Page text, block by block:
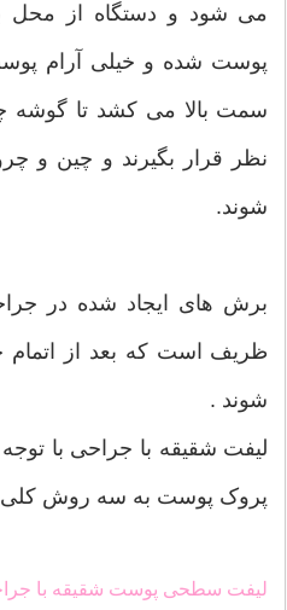
می شود و دستگاه از محل
پوست شده و خیلی آرام
سمت بالا می کشد تا گوشه
نظر قرار بگیرند و چین و
شوند.
برش های ایجاد شده در
ظریف است که بعد از
شوند .
لیفت شقیقه با جراحی با
پروک پوست به سه روش کلی
لیفت سطحی پوست شقیقه با